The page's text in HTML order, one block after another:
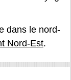
dans le nord-
Nord-Est.